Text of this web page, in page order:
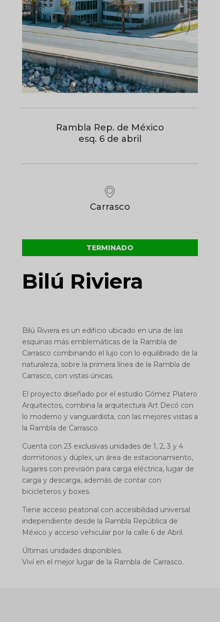
Rambla Rep. de México
esq. 6 de abril
Carrasco
TERMINADO
Bilú Riviera
Bilú Riviera es un edificio ubicado en una de las
esquinas más emblemáticas de la Rambla de
Carrasco combinando el lujo con lo equilibrado de la
naturaleza, sobre la primera línea de la Rambla de
Carrasco, con vistas únicas.
El proyecto diseñado por el estudio Gómez Platero
Arquitectos, combina la arquitectura Art Decó con
lo moderno y vanguardista, con las mejores vistas a
la Rambla de Carrasco.
Cuenta con 23 exclusivas unidades de 1, 2, 3 y 4
dormitorios y dúplex, un área de estacionamiento,
lugares con previsión para carga eléctrica, lugar de
carga y descarga, además de contar con
bicicleteros y boxes.
Tiene acceso peatonal con accesibilidad universal
independiente desde la Rambla República de
México y acceso vehicular por la calle 6 de Abril.
Últimas unidades disponibles.
Viví en el mejor lugar de la Rambla de Carrasco.